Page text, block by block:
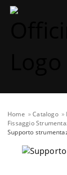
Home Catalogo
Fissaggio
Supporto